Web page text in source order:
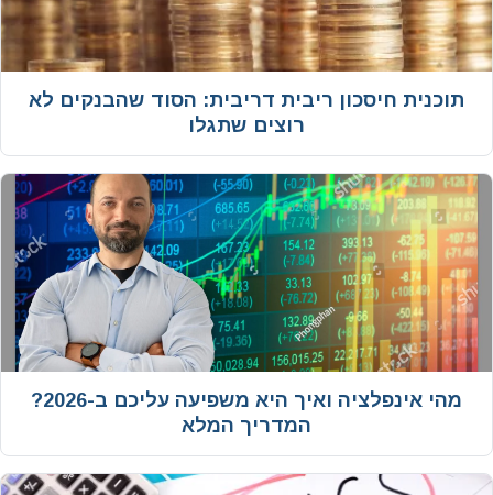
תוכנית חיסכון ריבית דריבית: הסוד שהבנקים לא
רוצים שתגלו
מהי אינפלציה ואיך היא משפיעה עליכם ב-2026?
המדריך המלא